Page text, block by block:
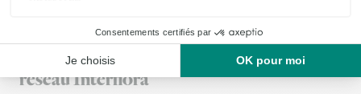
Livraison de fleurs à Vicq-sur-Nahon et
autour : les villes proches couvertes par le
réseau Interflora